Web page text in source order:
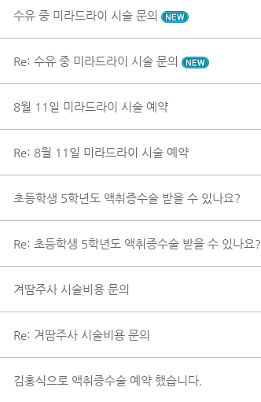
수유 중 미라드라이 시술 문의
Re: 수유 중 미라드라이 시술 문의
8월 11일 미라드라이 시술 예약
Re: 8월 11일 미라드라이 시술 예약
초등학생 5학년도 액취증수술 받을 수 있나요?
Re: 초등학생 5학년도 액취증수술 받을 수 있나요?
겨땀주사 시술비용 문의
Re: 겨땀주사 시술비용 문의
김홍식으로 액취증수술 예약 했습니다.